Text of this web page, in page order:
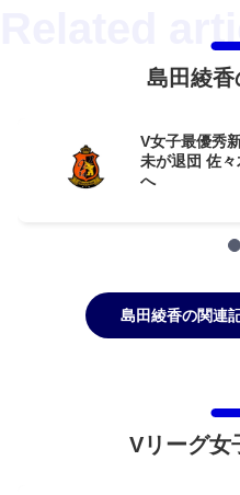
島田綾
V女子最優秀
未が退団 佐
へ
島田綾香の関連
Vリーグ女